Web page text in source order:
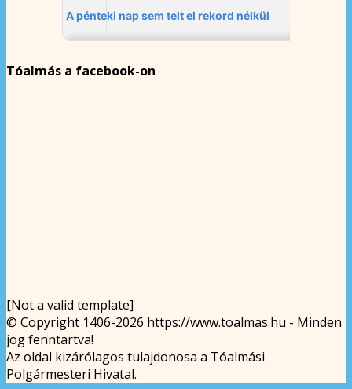
Tóalmás a facebook-on
[Not a valid template]
© Copyright 1406-2026 https://www.toalmas.hu - Minden
jog fenntartva!
Az oldal kizárólagos tulajdonosa a Tóalmási
Polgármesteri Hivatal.